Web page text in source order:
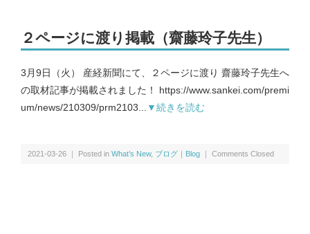
２ページに渡り掲載（齋藤玲子先生）
3月9日（火） 産経新聞にて、２ページに渡り 齋藤玲子先生へ
の取材記事が掲載されました！ https://www.sankei.com/premi
um/news/210309/prm2103...
▼続きを読む
2021-03-26 ｜ Posted in What’s New, ブログ｜Blog ｜ Comments Closed